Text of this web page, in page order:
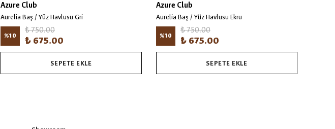
Azure Club
Aurelia Baş / Yüz Havlusu Gri
%10
₺ 750.00
₺ 675.00
SEPETE EKLE
Azure Club
Aurelia Baş / Yüz Havlusu Ekru
%10
₺ 750.00
₺ 675.00
SEPETE EKLE